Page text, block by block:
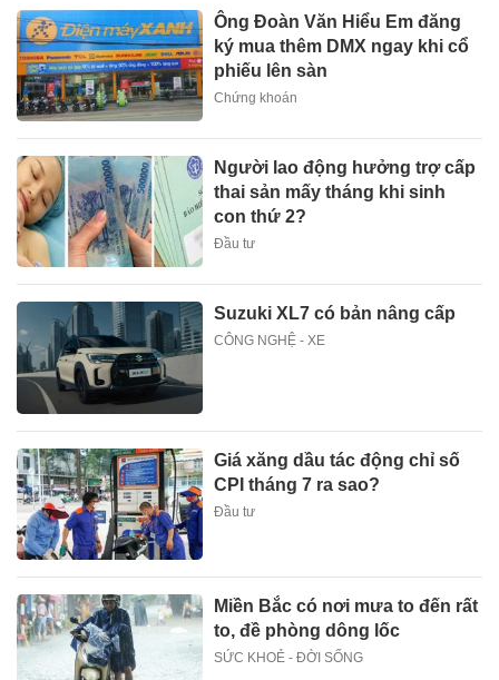
Ông Đoàn Văn Hiểu Em đăng
ký mua thêm DMX ngay khi cổ
phiếu lên sàn
Chứng khoán
Người lao động hưởng trợ cấp
thai sản mấy tháng khi sinh
con thứ 2?
Đầu tư
Suzuki XL7 có bản nâng cấp
CÔNG NGHỆ - XE
Giá xăng dầu tác động chỉ số
CPI tháng 7 ra sao?
Đầu tư
Miền Bắc có nơi mưa to đến rất
to, đề phòng dông lốc
SỨC KHOẺ - ĐỜI SỐNG